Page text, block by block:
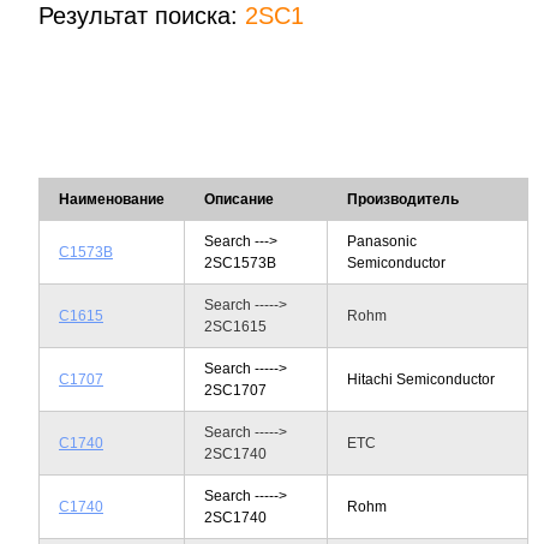
Результат поиска: 2SC1
Наименование Описание Производитель
C1573B
Search --->
2SC1573B
Panasonic
Semiconductor
C1615
Search ----->
2SC1615
Rohm
C1707
Search ----->
2SC1707
Hitachi Semiconductor
C1740
Search ----->
2SC1740
ETC
C1740
Search ----->
2SC1740
Rohm